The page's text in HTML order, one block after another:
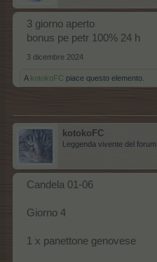
3 giorno aperto
bonus pe petr 100% 24 h
3 dicembre 2024
A kotokoFC piace questo elemento.
kotokoFC
Leggenda vivente del forum
Candela 01-06
Giorno 4
1 x panettone genovese